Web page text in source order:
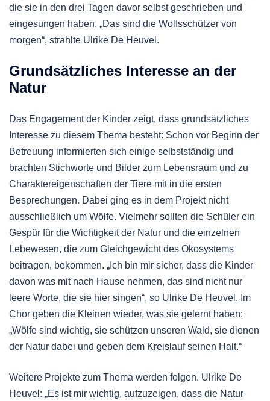
die sie in den drei Tagen davor selbst geschrieben und
eingesungen haben. „Das sind die Wolfsschützer von
morgen“, strahlte Ulrike De Heuvel.
Grundsätzliches Interesse an der
Natur
Das Engagement der Kinder zeigt, dass grundsätzliches
Interesse zu diesem Thema besteht: Schon vor Beginn der
Betreuung informierten sich einige selbstständig und
brachten Stichworte und Bilder zum Lebensraum und zu
Charaktereigenschaften der Tiere mit in die ersten
Besprechungen. Dabei ging es in dem Projekt nicht
ausschließlich um Wölfe. Vielmehr sollten die Schüler ein
Gespür für die Wichtigkeit der Natur und die einzelnen
Lebewesen, die zum Gleichgewicht des Ökosystems
beitragen, bekommen. „Ich bin mir sicher, dass die Kinder
davon was mit nach Hause nehmen, das sind nicht nur
leere Worte, die sie hier singen“, so Ulrike De Heuvel. Im
Chor geben die Kleinen wieder, was sie gelernt haben:
„Wölfe sind wichtig, sie schützen unseren Wald, sie dienen
der Natur dabei und geben dem Kreislauf seinen Halt.“
Weitere Projekte zum Thema werden folgen. Ulrike De
Heuvel: „Es ist mir wichtig, aufzuzeigen, dass die Natur